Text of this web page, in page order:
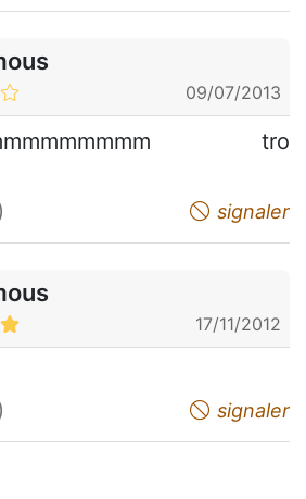
09/07/2013
tro
not appreciate signaler
17/11/2012
not appreciate signaler